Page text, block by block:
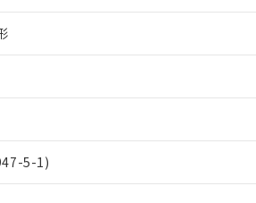
5-1)